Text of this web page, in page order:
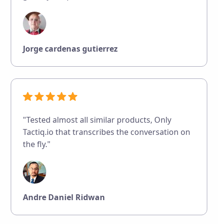
Jorge cardenas gutierrez
"Tested almost all similar products, Only
Tactiq.io that transcribes the conversation on
the fly."
Andre Daniel Ridwan